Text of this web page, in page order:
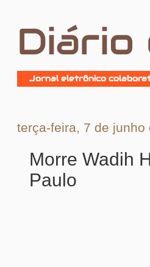
Diário
Jornal eletrônico
terça-feira, 7 de junho
Morre Wadih
Paulo